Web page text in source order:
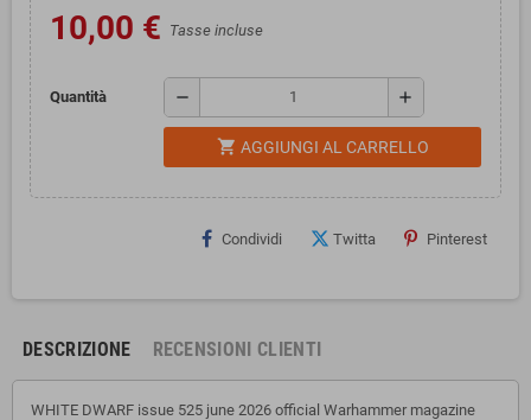
10,00 € Tasse incluse
Quantità remove add
shopping_cart AGGIUNGI AL CARRELLO
Condividi Twitta Pinterest
DESCRIZIONE RECENSIONI CLIENTI
WHITE DWARF issue 525 june 2026 official Warhammer magazine